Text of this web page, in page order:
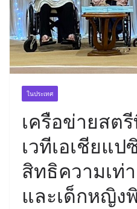
ในประเทศ
เครือข่ายสต
เวทีเอเชียแ
สิทธิความเท่
และเด็กหญิง